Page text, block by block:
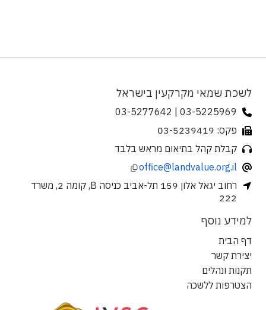
לשכת שמאי מקרקעין בישראל
03-5225969 | 03-5277642
פקס: 03-5239419
קבלת קהל בתיאום מראש בלבד
office@landvalue.org.il
רחוב יגאל אלון 159 תל-אביב כניסה B, קומה 2, משרד
222
למידע נוסף
דף הבית
יצירת קשר
תקנות ונהלים
הצטרפות ללשכה